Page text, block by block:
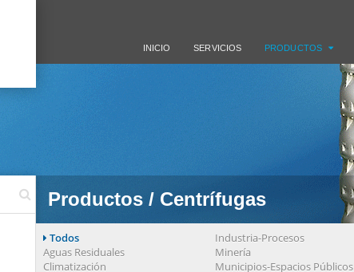
INICIO SERVICIOS PRODUCTOS
Productos / Centrífugas
Todos
Aguas Residuales
Climatización
Industria-Procesos
Minería
Municipios-Espacios Públicos